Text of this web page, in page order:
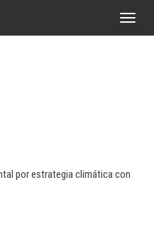
A
l
por estrategia climática con